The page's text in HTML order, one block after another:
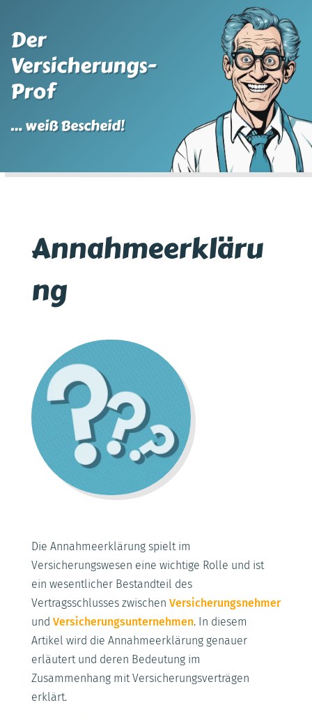
Der
Versicherungs-
Prof
… weiß Bescheid!
Annahmeerkläru
ng
Die Annahmeerklärung spielt im
Versicherungswesen eine wichtige Rolle und ist
ein wesentlicher Bestandteil des
Vertragsschlusses zwischen Versicherungsnehmer
und Versicherungsunternehmen. In diesem
Artikel wird die Annahmeerklärung genauer
erläutert und deren Bedeutung im
Zusammenhang mit Versicherungsverträgen
erklärt.